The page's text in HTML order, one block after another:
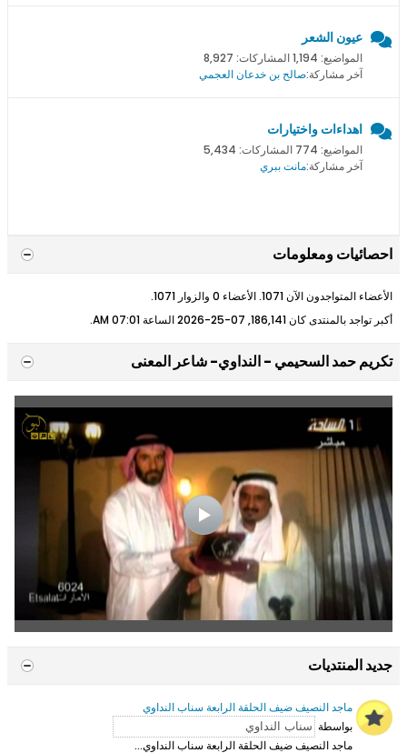
عيون الشعر
المواضيع: 1,194 المشاركات: 8,927
آخر مشاركة:صالح بن خدعان العجمي
اهداءات واختيارات
المواضيع: 774 المشاركات: 5,434
آخر مشاركة:مانت ببري
احصائيات ومعلومات
الأعضاء المتواجدون الآن 1071. الأعضاء 0 والزوار 1071.
أكبر تواجد بالمنتدى كان 186,141, 07-25-2026 الساعة
07:01 AM
.
تكريم حمد السحيمي - النداوي- شاعر المعنى
جديد المنتديات
ماجد النصيف ضيف الحلقة الرابعة سناب النداوي
بواسطة
ماجد النصيف ضيف الحلقة الرابعة سناب النداوي...